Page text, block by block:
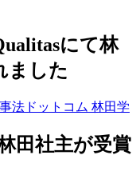
にて林
ました
田社主が受賞